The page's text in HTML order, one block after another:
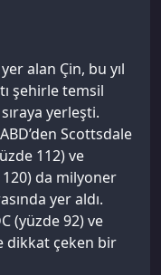
alan Çin, bu yıl
şehirle temsil
yerleşti.
Scottsdale
112) ve
da milyoner
yer aldı.
(yüzde 92) ve
dikkat çeken bir